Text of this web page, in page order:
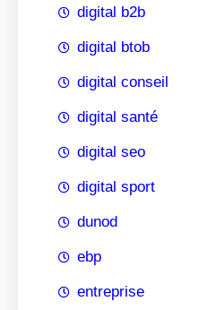
digital b2b
digital btob
digital conseil
digital santé
digital seo
digital sport
dunod
ebp
entreprise